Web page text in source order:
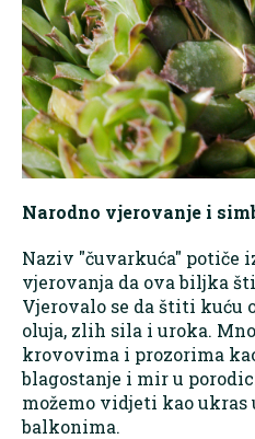
Narodno vjerovanje i
Naziv "čuvarkuća" potiče
vjerovanja da ova biljka
Vjerovalo se da štiti kuću
oluja, zlih sila i uroka.
krovovima i prozorima
blagostanje i mir u
možemo vidjeti kao
balkonima.